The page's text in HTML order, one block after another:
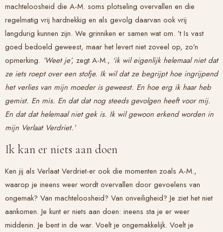
machteloosheid die A-M. soms plotseling overvallen en die
regelmatig vrij hardnekkig en als gevolg daarvan ook vrij
langdurig kunnen zijn. We grinniken er samen wat om. ’t Is vast
goed bedoeld geweest, maar het levert niet zoveel op, zo’n
opmerking. ‘Weet je’, zegt A-M., ‘ik wil eigenlijk helemaal niet dat
ze iets roept over een stofje. Ik wil dat ze begrijpt hoe ingrijpend
het verlies van mijn moeder is geweest. En hoe erg ik haar heb
gemist. En mis. En dat dat nog steeds gevolgen heeft voor mij.
En dat dat helemaal niet gek is. Ik wil gewoon erkend worden in
mijn Verlaat Verdriet.’
Ik kan er niets aan doen
Ken jij als Verlaat Verdriet-er ook die momenten zoals A-M.,
waarop je ineens weer wordt overvallen door gevoelens van
ongemak? Van machteloosheid? Van onveiligheid? Je ziet het niet
aankomen. Je kunt er niets aan doen: ineens sta je er weer
middenin. Je bent in de war. Voelt je ongemakkelijk. Voelt je